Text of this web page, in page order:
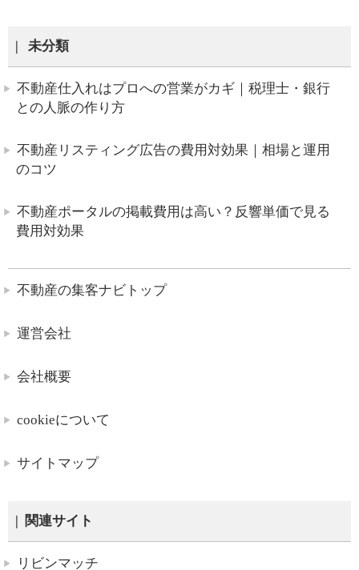
未分類
不動産仕入れはプロへの営業がカギ｜税理士・銀行
との人脈の作り方
不動産リスティング広告の費用対効果｜相場と運用
のコツ
不動産ポータルの掲載費用は高い？反響単価で見る
費用対効果
不動産の集客ナビトップ
運営会社
会社概要
cookieについて
サイトマップ
関連サイト
リビンマッチ